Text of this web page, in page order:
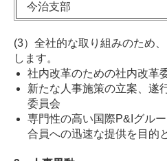
今治支部
(3）全社的な取り組みのため
します。
社内改革のための社内改革
新たな人事施策の立案、遂
委員会
専門性の高い国際P&I グル
合員への迅速な提供を目的